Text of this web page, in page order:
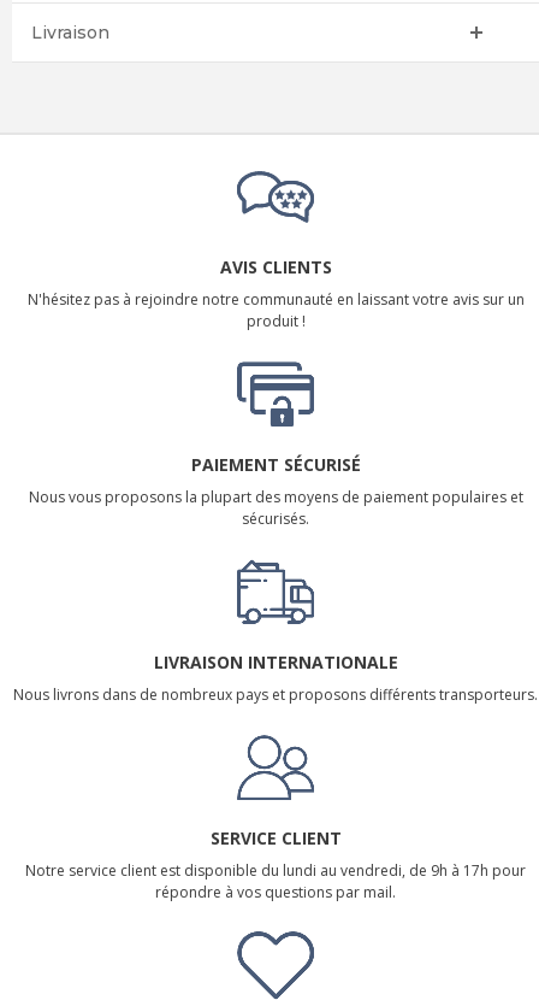
Livraison
AVIS CLIENTS
N'hésitez pas à rejoindre notre communauté en laissant votre avis sur un
produit !
PAIEMENT SÉCURISÉ
Nous vous proposons la plupart des moyens de paiement populaires et
sécurisés.
LIVRAISON INTERNATIONALE
Nous livrons dans de nombreux pays et proposons différents transporteurs.
SERVICE CLIENT
Notre service client est disponible du lundi au vendredi, de 9h à 17h pour
répondre à vos questions par mail.